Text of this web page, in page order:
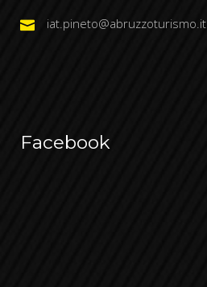
iat.pineto@abruzzoturismo.it
Facebook